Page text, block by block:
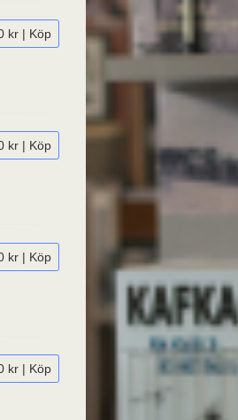
kr | Köp
kr | Köp
kr | Köp
kr | Köp